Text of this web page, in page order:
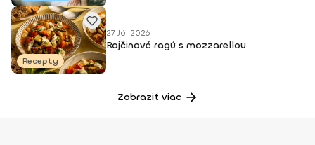
Recepty
27 Júl 2026
Rajčinové ragú s mozzarellou
Zobraziť viac